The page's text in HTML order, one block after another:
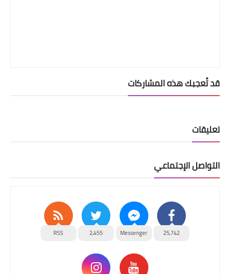
قد تُعجبك هذه المشاركات
تعليقات
التواصل الإجتماعي
25,742
Messenger
2,455
RSS